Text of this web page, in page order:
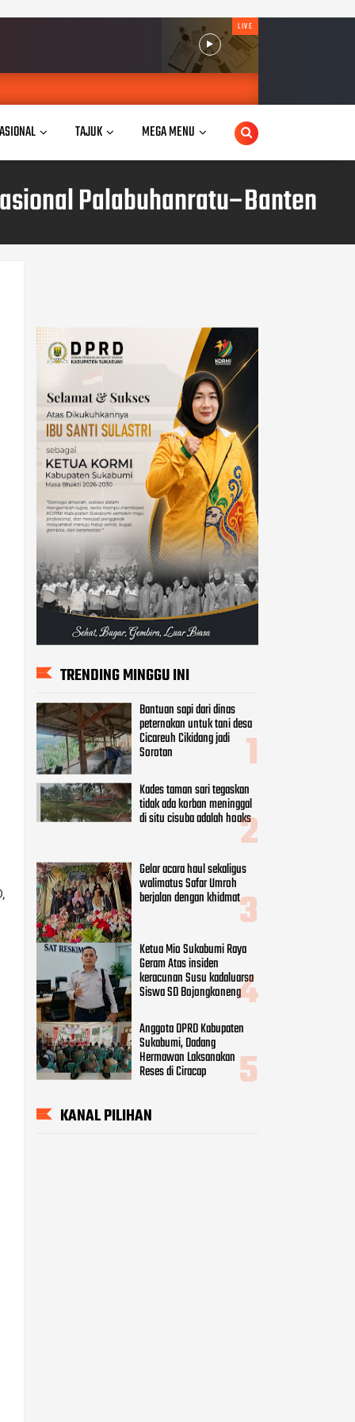
LIVE
TAJUK MEGA MENU
Palabuhanratu–Banten
TRENDING MINGGU INI
Bantuan sapi dari dinas
peternakan untuk tani desa
Cicareuh Cikidang jadi
Sorotan
Kades taman sari tegaskan
tidak ada korban meninggal
di situ cisuba adalah hoaks
Gelar acara haul sekaligus
walimatus Safar Umroh
berjalan dengan khidmat
Ketua Mio Sukabumi Raya
Geram Atas insiden
keracunan Susu kadaluarsa
Siswa SD Bojongkoneng
Anggota DPRD Kabupaten
Sukabumi, Dadang
Hermawan Laksanakan
Reses di Ciracap
KANAL PILIHAN